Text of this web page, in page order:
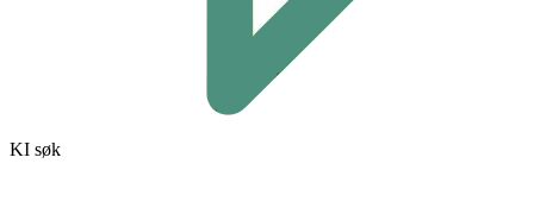
KI søk